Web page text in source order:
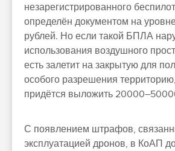
незарегистрированного
определён документом на
рублей. Но если такой БПЛА
использования воздушного
есть залетит на закрытую для
особого разрешения
придётся выложить
С появлением штрафов,
эксплуатацией дронов, в КоАП